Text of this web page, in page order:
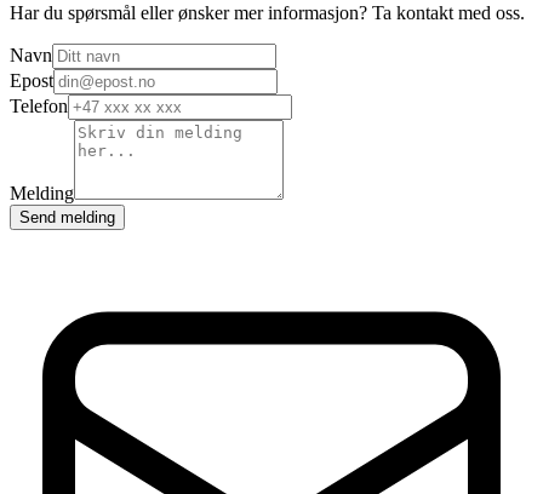
Har du spørsmål eller ønsker mer informasjon? Ta kontakt med oss.
Navn
Epost
Telefon
Melding
Send melding